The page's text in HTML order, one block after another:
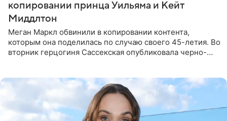
копировании принца Уильяма и Кейт
Миддлтон
Меган Маркл обвинили в копировании контента,
которым она поделилась по случаю своего 45-летия. Во
вторник герцогиня Сассекская опубликовала черно-